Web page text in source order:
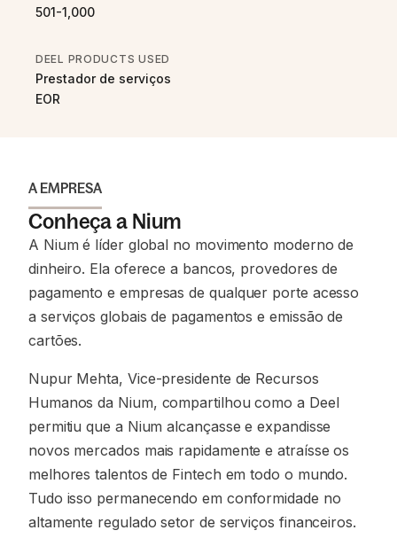
501-1,000
DEEL PRODUCTS USED
Prestador de serviços
EOR
A EMPRESA
Conheça a Nium
A Nium é líder global no movimento moderno de
dinheiro. Ela oferece a bancos, provedores de
pagamento e empresas de qualquer porte acesso
a serviços globais de pagamentos e emissão de
cartões.
Nupur Mehta, Vice-presidente de Recursos
Humanos da Nium, compartilhou como a Deel
permitiu que a Nium alcançasse e expandisse
novos mercados mais rapidamente e atraísse os
melhores talentos de Fintech em todo o mundo.
Tudo isso permanecendo em conformidade no
altamente regulado setor de serviços financeiros.